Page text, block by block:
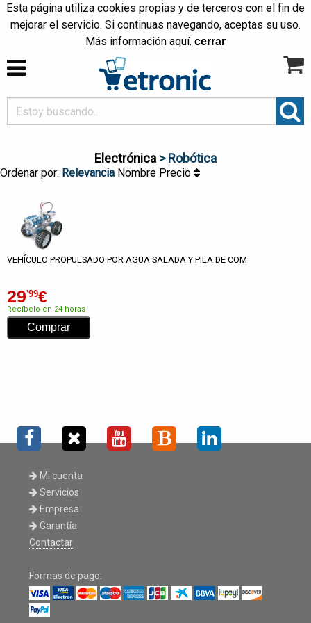
Esta página utiliza cookies propias y de terceros con el fin de
mejorar el servicio. Si continuas navegando, aceptas su uso.
Más información aquí. cerrar
Electrónica > Robótica
Ordenar por: Relevancia Nombre Precio
VEHÍCULO PROPULSADO POR AGUA SALADA Y PILA DE COM
29'99€
Recíbelo en 24 horas
Mi cuenta
Servicios
Empresa
Garantía
Contactar
Formas de pago: